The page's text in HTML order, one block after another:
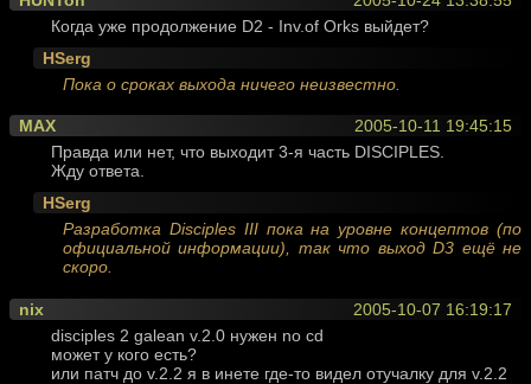
Когда уже продолжение D2 - Inv.of Orks выйдет?
HSerg
Пока о сроках выхода ничего неизвестно.
2005-10-11 19:45:15
MAX
Правда или нет, что выходит 3-я часть DISCIPLES.
Жду ответа.
HSerg
Разработка Disciples III пока на уровне концептов (по
официальной информации), так что выход D3 ещё не
скоро.
2005-10-07 16:19:17
nix
disciples 2 galean v.2.0 нужен no cd
может у кого есть?
или патч до v.2.2 я в инете где-то видел отучалку для v.2.2